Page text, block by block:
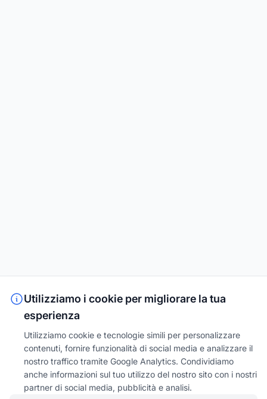
Utilizziamo i cookie per migliorare la tua
esperienza
Utilizziamo cookie e tecnologie simili per personalizzare
contenuti, fornire funzionalità di social media e analizzare il
nostro traffico tramite Google Analytics. Condividiamo
anche informazioni sul tuo utilizzo del nostro sito con i nostri
partner di social media, pubblicità e analisi.